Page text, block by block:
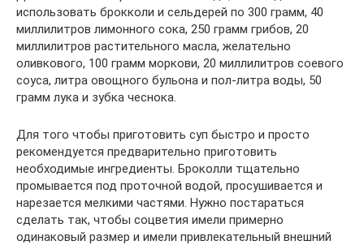
использовать брокколи и сельдерей по 300 грамм, 40
миллилитров лимонного сока, 250 грамм грибов, 20
миллилитров растительного масла, желательно
оливкового, 100 грамм моркови, 20 миллилитров соевого
соуса, литра овощного бульона и пол-литра воды, 50
грамм лука и зубка чеснока.
Для того чтобы приготовить суп быстро и просто
рекомендуется предварительно приготовить
необходимые ингредиенты. Броколли тщательно
промывается под проточной водой, просушивается и
нарезается мелкими частями. Нужно постараться
сделать так, чтобы соцветия имели примерно
одинаковый размер и имели привлекательный внешний